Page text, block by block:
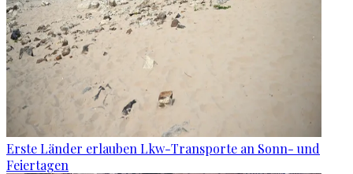
Erste Länder erlauben Lkw-Transporte an Sonn- und
Feiertagen